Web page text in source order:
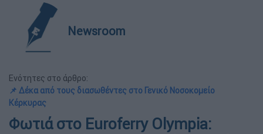
Newsroom
Ενότητες στο άρθρο:
📌 Δέκα από τους διασωθέντες στο Γενικό Νοσοκομείο
Κέρκυρας
Φωτιά στο Euroferry Olympia: